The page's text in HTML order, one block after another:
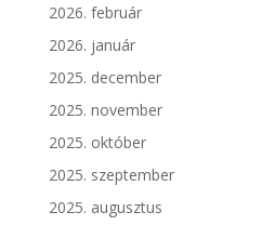
2026. február
2026. január
2025. december
2025. november
2025. október
2025. szeptember
2025. augusztus